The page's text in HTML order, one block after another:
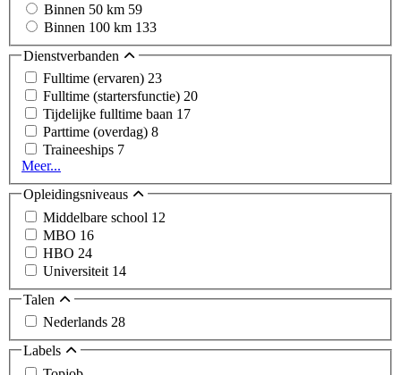
Binnen 50 km 59
Binnen 100 km 133
Dienstverbanden
Fulltime (ervaren) 23
Fulltime (startersfunctie) 20
Tijdelijke fulltime baan 17
Parttime (overdag) 8
Traineeships 7
Meer...
Opleidingsniveaus
Middelbare school 12
MBO 16
HBO 24
Universiteit 14
Talen
Nederlands 28
Labels